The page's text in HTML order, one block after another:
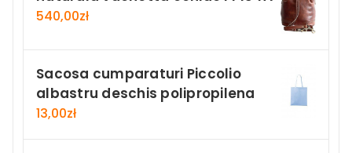
540,00zł
Sacosa cumparaturi Piccolio
albastru deschis polipropilena
13,00zł